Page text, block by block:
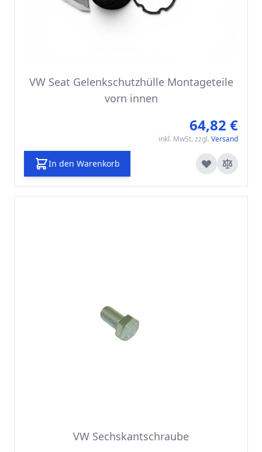
VW Seat Gelenkschutzhülle Montageteile
vorn innen
64,82 €
inkl. MwSt. zzgl. Versand
In den Warenkorb
VW Sechskantschraube